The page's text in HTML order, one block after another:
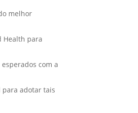
melhor
Health para
com a
para adotar tais